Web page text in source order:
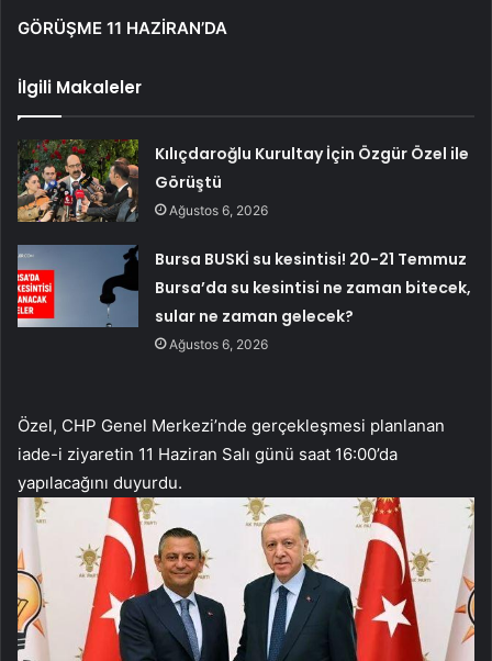
GÖRÜŞME 11 HAZİRAN’DA
İlgili Makaleler
Kılıçdaroğlu Kurultay İçin Özgür Özel ile
Görüştü
Ağustos 6, 2026
Bursa BUSKİ su kesintisi! 20-21 Temmuz
Bursa’da su kesintisi ne zaman bitecek,
sular ne zaman gelecek?
Ağustos 6, 2026
Özel, CHP Genel Merkezi’nde gerçekleşmesi planlanan
iade-i ziyaretin 11 Haziran Salı günü saat 16:00’da
yapılacağını duyurdu.